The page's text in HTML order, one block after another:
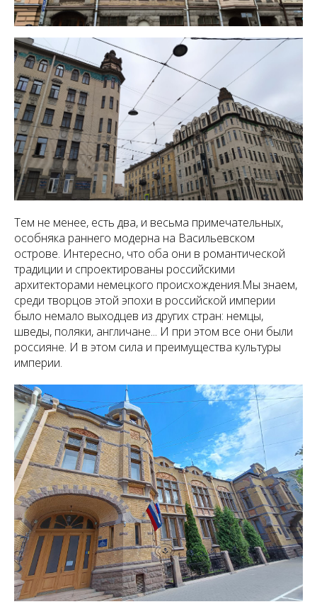
Тем не менее, есть два, и весьма примечательных,
особняка раннего модерна на Васильевском
острове. Интересно, что оба они в романтической
традиции и спроектированы российскими
архитекторами немецкого происхождения.Мы знаем,
среди творцов этой эпохи в российской империи
было немало выходцев из других стран: немцы,
шведы, поляки, англичане... И при этом все они были
россияне. И в этом сила и преимущества культуры
империи.